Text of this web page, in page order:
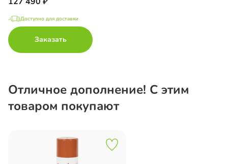
Доступно для доставки
Заказать
Отличное дополнение! С этим
товаром покупают